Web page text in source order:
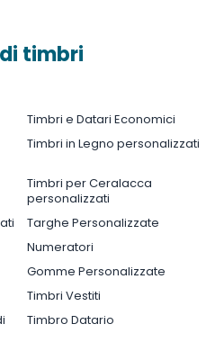
timbri
Timbri e Datari Economici
Timbri in Legno personalizzati
Timbri per Ceralacca
personalizzati
Targhe Personalizzate
Numeratori
Gomme Personalizzate
Timbri Vestiti
Timbro Datario